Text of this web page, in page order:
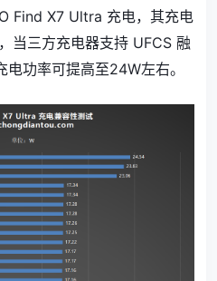
Find X7 Ultra 充电，其充电
当三方充电器支持 UFCS 融
功率可提高至24W左右。